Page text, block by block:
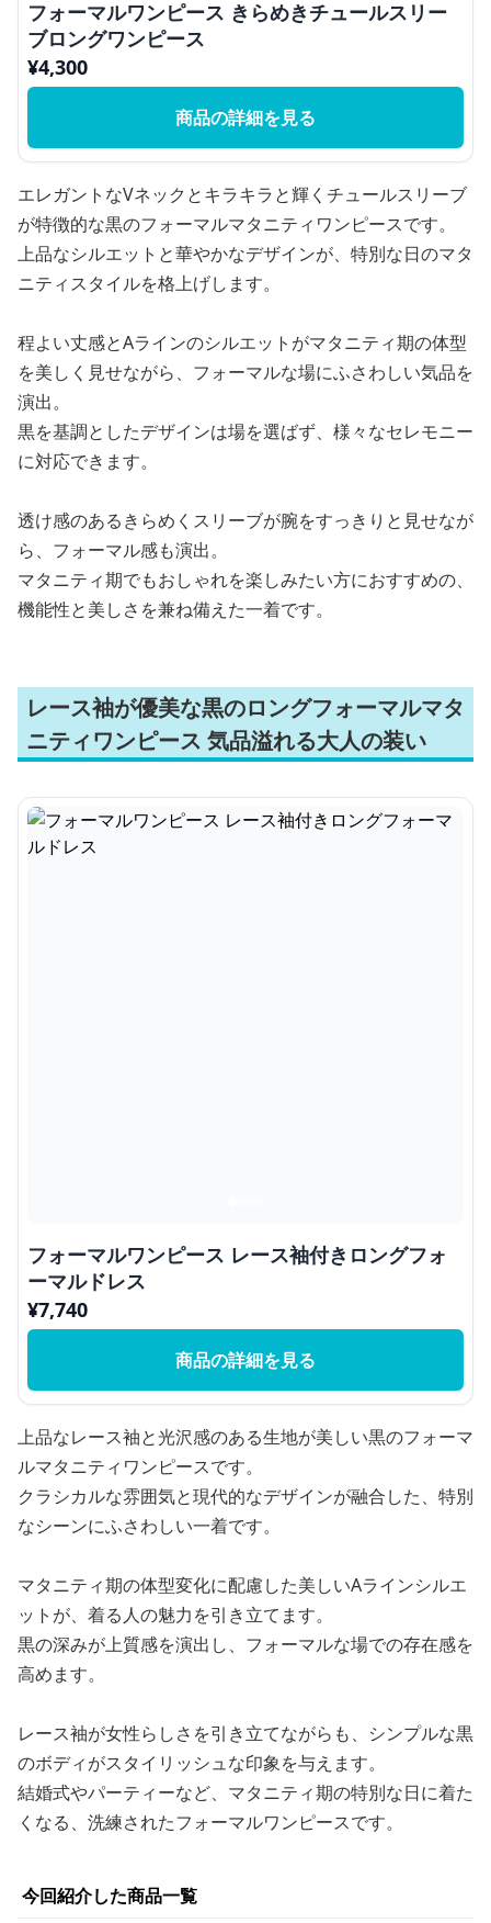
フォーマルワンピース きらめきチュールスリー
ブロングワンピース
¥4,300
商品の詳細を見る
エレガントなVネックとキラキラと輝くチュールスリーブ
が特徴的な黒のフォーマルマタニティワンピースです。
上品なシルエットと華やかなデザインが、特別な日のマタ
ニティスタイルを格上げします。
程よい丈感とAラインのシルエットがマタニティ期の体型
を美しく見せながら、フォーマルな場にふさわしい気品を
演出。
黒を基調としたデザインは場を選ばず、様々なセレモニー
に対応できます。
透け感のあるきらめくスリーブが腕をすっきりと見せなが
ら、フォーマル感も演出。
マタニティ期でもおしゃれを楽しみたい方におすすめの、
機能性と美しさを兼ね備えた一着です。
レース袖が優美な黒のロングフォーマルマタ
ニティワンピース 気品溢れる大人の装い
フォーマルワンピース レース袖付きロングフォ
ーマルドレス
¥7,740
商品の詳細を見る
上品なレース袖と光沢感のある生地が美しい黒のフォーマ
ルマタニティワンピースです。
クラシカルな雰囲気と現代的なデザインが融合した、特別
なシーンにふさわしい一着です。
マタニティ期の体型変化に配慮した美しいAラインシルエ
ットが、着る人の魅力を引き立てます。
黒の深みが上質感を演出し、フォーマルな場での存在感を
高めます。
レース袖が女性らしさを引き立てながらも、シンプルな黒
のボディがスタイリッシュな印象を与えます。
結婚式やパーティーなど、マタニティ期の特別な日に着た
くなる、洗練されたフォーマルワンピースです。
今回紹介した商品一覧